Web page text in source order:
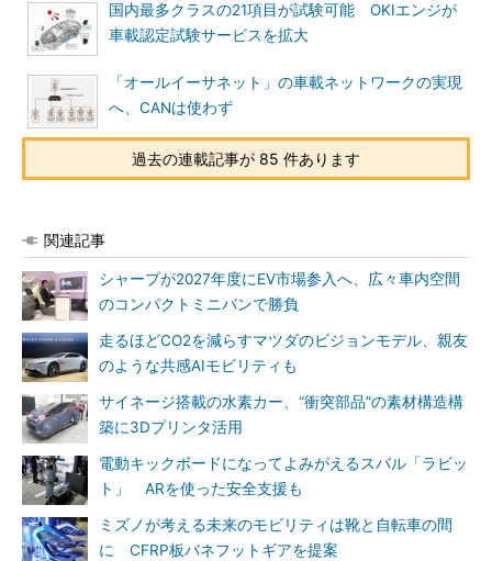
国内最多クラスの21項目が試験可能 OKIエンジが
車載認定試験サービスを拡大
「オールイーサネット」の車載ネットワークの実現
へ、CANは使わず
過去の連載記事が 85 件あります
関連記事
シャープが2027年度にEV市場参入へ、広々車内空間
のコンパクトミニバンで勝負
走るほどCO2を減らすマツダのビジョンモデル、親友
のような共感AIモビリティも
サイネージ搭載の水素カー、“衝突部品”の素材構造構
築に3Dプリンタ活用
電動キックボードになってよみがえるスバル「ラビッ
ト」 ARを使った安全支援も
ミズノが考える未来のモビリティは靴と自転車の間
に CFRP板バネフットギアを提案